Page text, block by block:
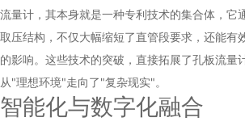
流量计，其本身就是一种专利技术的集合体，它
取压结构，不仅大幅缩短了直管段要求，还能有
的影响。这些技术的突破，直接拓展了孔板流量
从"理想环境"走向了"复杂现实"。
智能化与数字化融合